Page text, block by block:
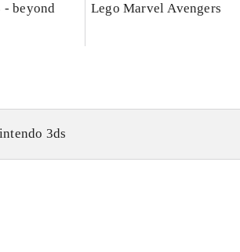
- beyond
Lego Marvel Avengers
3ds